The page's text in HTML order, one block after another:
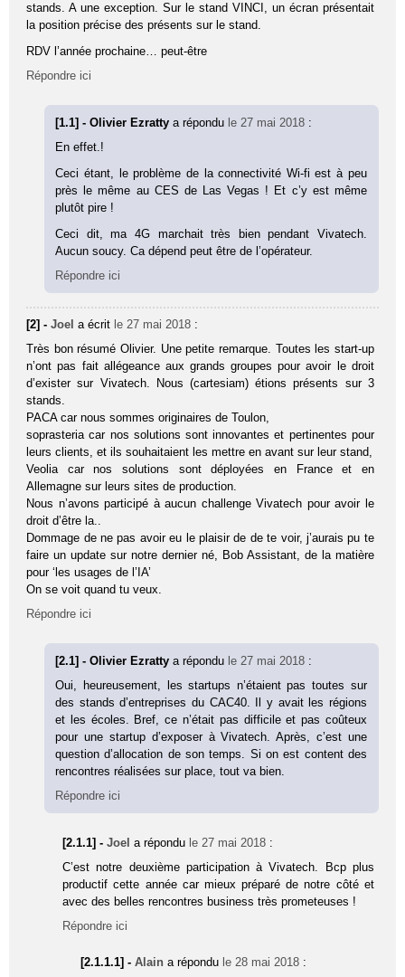
stands. A une exception. Sur le stand VINCI, un écran présentait
la position précise des présents sur le stand.
RDV l’année prochaine… peut-être
Répondre ici
[1.1] - Olivier Ezrattya répondu le 27 mai 2018 :
En effet.!
Ceci étant, le problème de la connectivité Wi-fi est à peu
près le même au CES de Las Vegas ! Et c’y est même
plutôt pire !
Ceci dit, ma 4G marchait très bien pendant Vivatech.
Aucun soucy. Ca dépend peut être de l’opérateur.
Répondre ici
[2] -Joel a écrit le 27 mai 2018 :
Très bon résumé Olivier. Une petite remarque. Toutes les start-up
n’ont pas fait allégeance aux grands groupes pour avoir le droit
d’exister sur Vivatech. Nous (cartesiam) étions présents sur 3
stands.
PACA car nous sommes originaires de Toulon,
soprasteria car nos solutions sont innovantes et pertinentes pour
leurs clients, et ils souhaitaient les mettre en avant sur leur stand,
Veolia car nos solutions sont déployées en France et en
Allemagne sur leurs sites de production.
Nous n’avons participé à aucun challenge Vivatech pour avoir le
droit d’être la..
Dommage de ne pas avoir eu le plaisir de de te voir, j’aurais pu te
faire un update sur notre dernier né, Bob Assistant, de la matière
pour ‘les usages de l’IA’
On se voit quand tu veux.
Répondre ici
[2.1] - Olivier Ezrattya répondu le 27 mai 2018 :
Oui, heureusement, les startups n’étaient pas toutes sur
des stands d’entreprises du CAC40. Il y avait les régions
et les écoles. Bref, ce n’était pas difficile et pas coûteux
pour une startup d’exposer à Vivatech. Après, c’est une
question d’allocation de son temps. Si on est content des
rencontres réalisées sur place, tout va bien.
Répondre ici
[2.1.1] -Joel a répondu le 27 mai 2018 :
C’est notre deuxième participation à Vivatech. Bcp plus
productif cette année car mieux préparé de notre côté et
avec des belles rencontres business très prometeuses !
Répondre ici
[2.1.1.1] -Alain a répondu le 28 mai 2018 :